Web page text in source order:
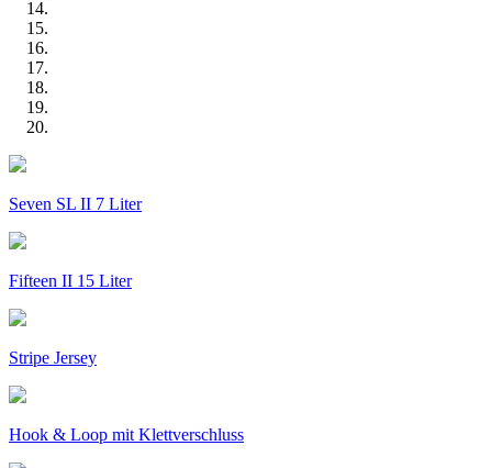
Seven SL II 7 Liter
Fifteen II 15 Liter
Stripe Jersey
Hook & Loop mit Klettverschluss